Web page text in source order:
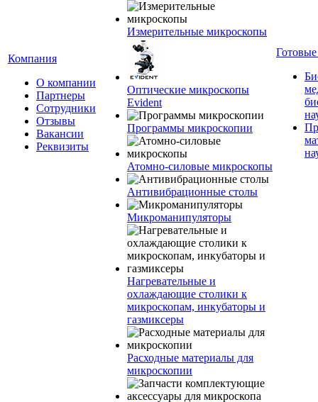
Компания
О компании
Партнеры
Сотрудники
Отзывы
Вакансии
Реквизиты
Измерительные микроскопы
Оптические микроскопы
Evident
Программы микроскопии
Атомно-силовые микроскопы
Антивибрационные столы
Микроманипуляторы
Нагревательные и
охлаждающие столики к
микроскопам, инкубаторы и
газмиксеры
Расходные материалы для
микроскопии